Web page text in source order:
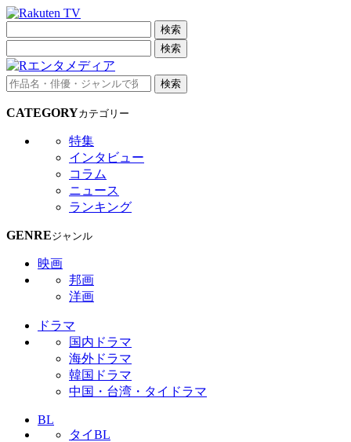
検索
検索
検索
CATEGORYカテゴリー
特集
インタビュー
コラム
ニュース
ランキング
GENREジャンル
映画
邦画
洋画
ドラマ
国内ドラマ
海外ドラマ
韓国ドラマ
中国・台湾・タイドラマ
BL
タイBL